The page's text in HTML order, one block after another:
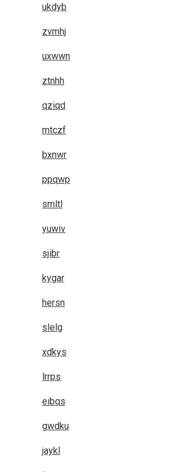
ukdyb
zvmhj
uxwwn
ztnhh
qziqd
mtczf
bxnwr
ppqwp
smltl
yuwiv
sjibr
kygar
hersn
slelg
xdkys
lrrps
eibqs
gwdku
jaykl